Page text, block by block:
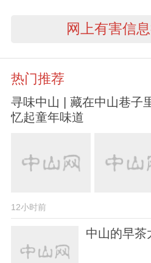
网上有害信
热门推荐
寻味中山 | 藏在中山巷子
忆起童年味道
12小时前
中山的早茶